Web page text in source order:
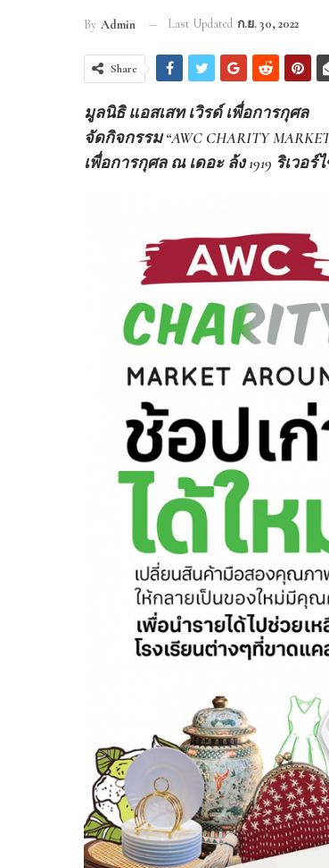
By Admin Last Updated ก.ย. 30, 2022
Share
มูลนิธิ แอสเสท เวิรด์ เพื่อการกุศล
จัดกิจกรรม “AWC CHARITY
เพื่อการกุศล​ ณ เดอะ ล้ง 1919 ริเวอ